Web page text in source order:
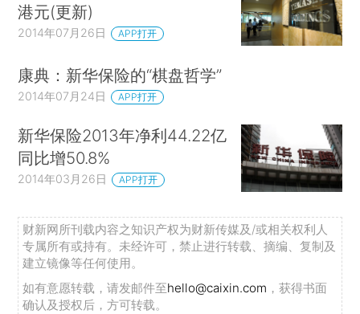
港元(更新)
2014年07月26日 APP打开
康典：新华保险的“棋盘哲学”
2014年07月24日 APP打开
新华保险2013年净利44.22亿
同比增50.8%
2014年03月26日 APP打开
财新网所刊载内容之知识产权为财新传媒及/或相关权利人
专属所有或持有。未经许可，禁止进行转载、摘编、复制及
建立镜像等任何使用。
如有意愿转载，请发邮件至hello@caixin.com ，获得书面
确认及授权后，方可转载。